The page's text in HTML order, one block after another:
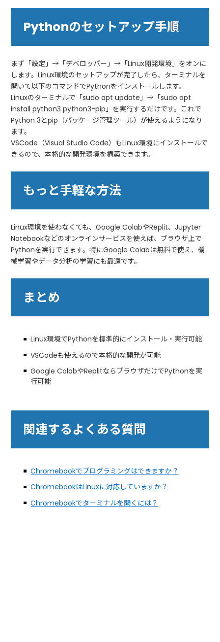
Pythonのセットアップ手順
まず「設定」→「デベロッパー」→「Linux開発環境」をオンに
します。Linux環境のセットアップが完了したら、ターミナルを
開いて以下のコマンドでPythonをインストールします。
Linuxのターミナルで「sudo apt update」→「sudo apt
install python3 python3-pip」を実行するだけです。これで
Python 3とpip（パッケージ管理ツール）が使えるようになり
ます。
VSCode（Visual Studio Code）もLinux環境にインストールで
きるので、本格的な開発環境を構築できます。
もっと手軽な方法
Linux環境を使わなくても、Google ColabやReplit、Jupyter
Notebookなどのオンラインサービスを使えば、ブラウザ上で
Pythonを実行できます。特にGoogle Colabは無料で使え、機
械学習やデータ分析の学習にも最適です。
まとめ
Linux環境でPythonを標準的にインストール・実行可能
VSCodeも使えるので本格的な開発が可能
Google ColabやReplitならブラウザだけでPythonを実
行可能
関連するよくある質問
Chromebookでプログラミングはできますか？
ChromebookはLinuxに対応していますか？
Chromebookでターミナルを開くには？